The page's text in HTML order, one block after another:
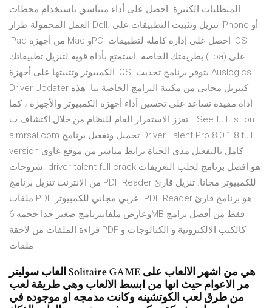
المتطلبات الكثيرة. احصل على أداء متناسق باستخدام محطات
العمل المحمولة طراز Dell. تنزيل وتثبيت التطبيقات على iPhone أو
iPad من أجهزة Mac وPC. احصل على إدارة كاملة لتطبيقات iOS
بطريقتك الخاصة. استمتع بأداة قوية لتنزيل تطبيقاتك (.ipa) على
الكمبيوتر وتثبيتها على أجهزة iOS. يتوفر برنامج تحديث Auslogics
Driver Updater كتنزيل مجاني من مكتبة البرامج الخاصة بنا. هذه
أداة مفيدة تساعد على تحسين أداء أجهزة الكمبيوتر والأجهزة ، كما
تعزز الاستقرار العام للنظام من خلال اكتشاف ب… See full list on
almrsal.com تحميل وتفعيل برنامج Driver Talent Pro 8.0.1.8 full
version كامل بالتفعيل مدى الحياة برابط مباشر من موقع غاوى
شروحات. driver talent full crack هو افضل برنامج لجلب التعريفات
من الانترنت تنزيل برنامج PDF Reader للكمبيوتر مجانا. تنزيل قارئ
ملفات PDF عربي مجاني للكمبيوتر. PDF Reader هو برنامج قارئ
وعارض ملفاتبرنامج صغير جدا حجمه 6MB فقط من أفضل برامج
قراءة الملفات من لاحقة PDF كالكتب الالكترونية و الكتالوجات و
ملفات
العاب سوليتر Solitaire GAME هي من اشهر الالعاب على
مر الاعوام حيث انها من ابسط الالعاب وهي طريقة لعب
من طرق لعب الكوتشينه وكانت مدمجه او موجوده في